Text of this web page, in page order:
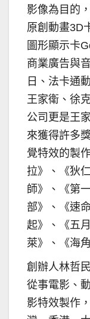
影像為目的
原創動畫3D
圖形顯示卡
商業廣告與
日、法卡通
王家衛、徐
公司更是王
來獲得許多
覺特效的製
拉》、《狄
師》、《第
部》、《速
起》、《五
萊》、《海
創辦人林哲
從事電影、
影特效製作